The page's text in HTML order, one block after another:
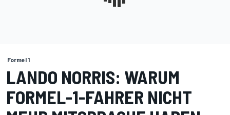
Formel 1
LANDO NORRIS: WARUM
FORMEL-1-FAHRER NICHT